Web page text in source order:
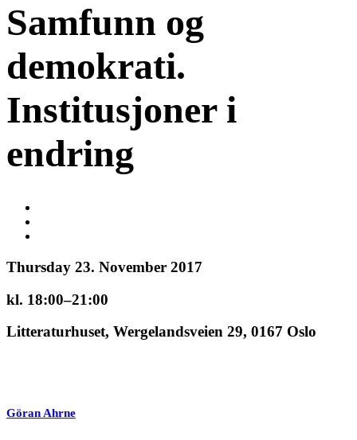
Samfunn og
demokrati.
Institusjoner i
endring
Thursday 23. November 2017
kl. 18:00–21:00
Litteraturhuset, Wergelandsveien 29, 0167 Oslo
Göran Ahrne